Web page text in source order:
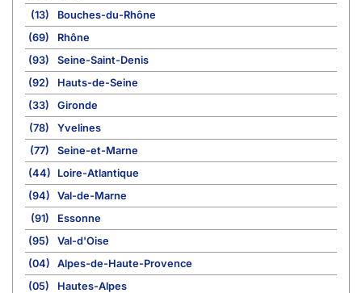
(13)
Bouches-du-Rhône
(69)
Rhône
(93)
Seine-Saint-Denis
(92)
Hauts-de-Seine
(33)
Gironde
(78)
Yvelines
(77)
Seine-et-Marne
(44)
Loire-Atlantique
(94)
Val-de-Marne
(91)
Essonne
(95)
Val-d'Oise
(04)
Alpes-de-Haute-Provence
(05)
Hautes-Alpes